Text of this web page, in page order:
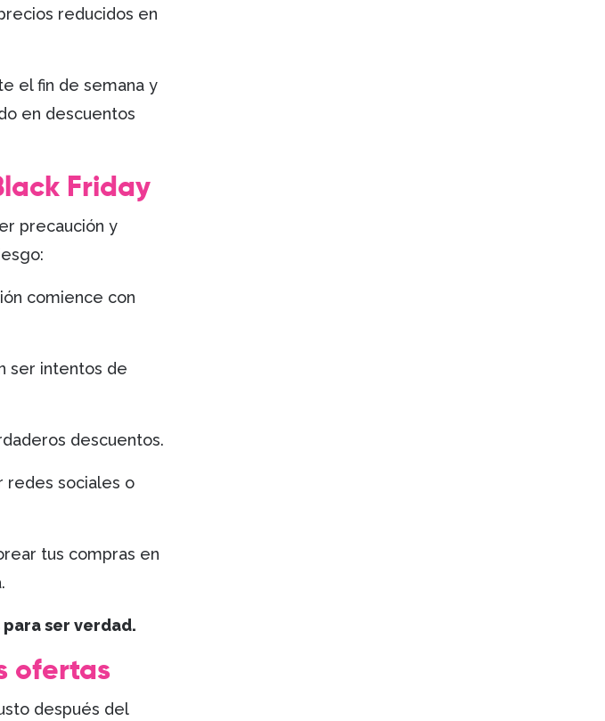
reducidos en
el fin de semana y
en descuentos
Friday
precaución y
comience con
ser intentos de
descuentos.
redes sociales o
tus compras en
ser verdad.
ofertas
después del